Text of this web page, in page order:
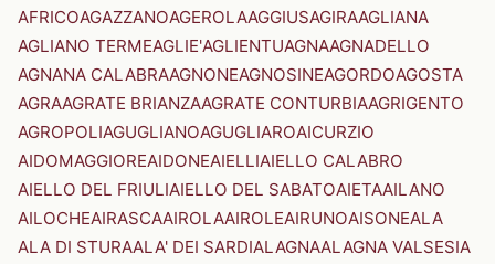
AFRICOAGAZZANOAGEROLAAGGIUSAGIRAAGLIANA
AGLIANO TERMEAGLIE'AGLIENTUAGNAAGNADELLO
AGNANA CALABRAAGNONEAGNOSINEAGORDOAGOSTA
AGRAAGRATE BRIANZAAGRATE CONTURBIAAGRIGENTO
AGROPOLIAGUGLIANOAGUGLIAROAICURZIO
AIDOMAGGIOREAIDONEAIELLIAIELLO CALABRO
AIELLO DEL FRIULIAIELLO DEL SABATOAIETAAILANO
AILOCHEAIRASCAAIROLAAIROLEAIRUNOAISONEALA
ALA DI STURAALA' DEI SARDIALAGNAALAGNA VALSESIA